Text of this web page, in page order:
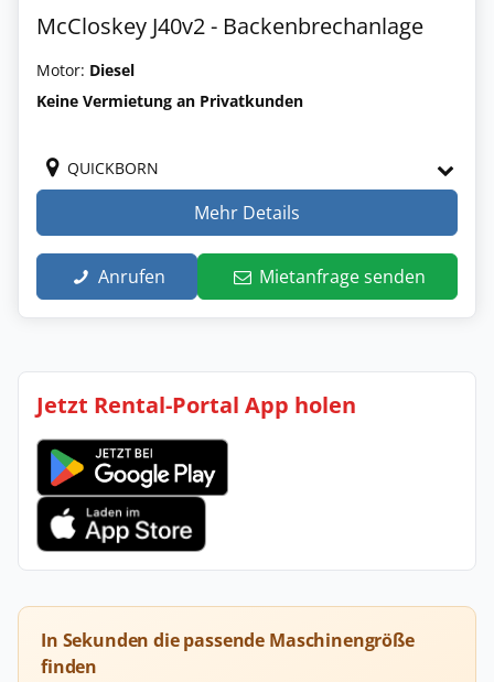
McCloskey J40v2 - Backenbrechanlage
Motor: Diesel
Keine Vermietung an Privatkunden
QUICKBORN
Mehr Details
Anrufen Mietanfrage senden
Jetzt Rental-Portal App holen
In Sekunden die passende Maschinengröße
finden